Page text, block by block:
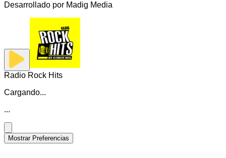
Desarrollado por Madig Media
Radio Rock Hits
Cargando...
...
Mostrar Preferencias